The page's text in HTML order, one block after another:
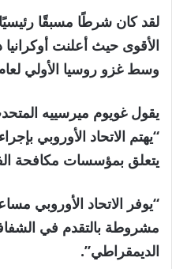
لقد كان شرطًا مسبقًا
الأقوى حيث أعلنت
وسط غزو روسيا الأولي لعام
يقول غويوم ميرسييه
“يهتم الاتحاد الأوروبي
يتعلق بمؤسسات مكافحة
“يوفر الاتحاد الأوروبي
مشروطة بالتقدم في
الديمقراطي”.